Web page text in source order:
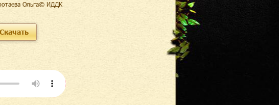
Ольга© ИДДК
Скачать